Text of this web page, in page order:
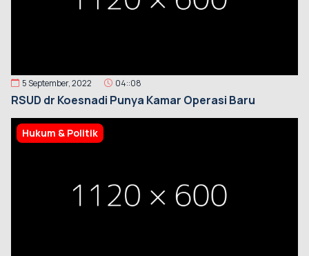
5 September, 2022 04::08
RSUD dr Koesnadi Punya Kamar Operasi Baru
Hukum & Politik